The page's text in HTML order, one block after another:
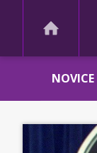
NOVICE